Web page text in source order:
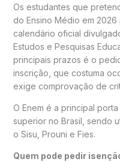
Os estudantes que
do Ensino Médio em 2026
calendário oficial
Estudos e Pesquisas
principais prazos é o
inscrição, que costuma
exige comprovação de
O Enem é a principal
superior no Brasil, sendo
o Sisu Prouni e Fies.
Quem pode pedir